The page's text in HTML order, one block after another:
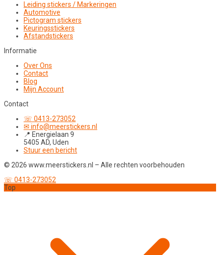
Leiding stickers / Markeringen
Automotive
Pictogram stickers
Keuringsstickers
Afstandstickers
Informatie
Over Ons
Contact
Blog
Mijn Account
Contact
☏ 0413-273052
✉ info@meerstickers.nl
📍 Energielaan 9
5405 AD, Uden
Stuur een bericht
© 2026 www.meerstickers.nl – Alle rechten voorbehouden
☏ 0413-273052
Top